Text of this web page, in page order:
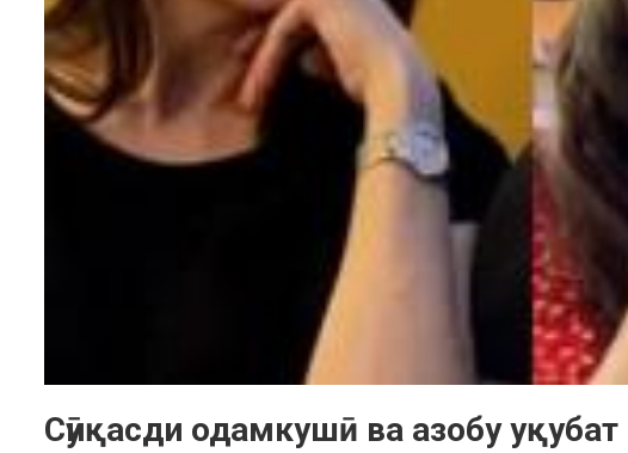
Сӯиқасди одамкушӣ ва азобу уқубат